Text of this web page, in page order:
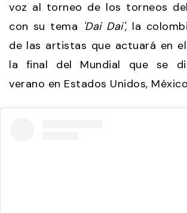
voz al torneo de los torneos
con su tema 'Dai Dai', la
de las artistas que actuará en
la final del Mundial que se
verano en Estados Unidos,